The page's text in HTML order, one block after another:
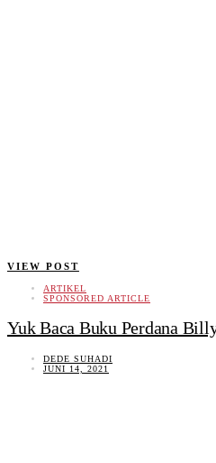
VIEW POST
ARTIKEL
SPONSORED ARTICLE
Yuk Baca Buku Perdana
DEDE SUHADI
JUNI 14, 2021